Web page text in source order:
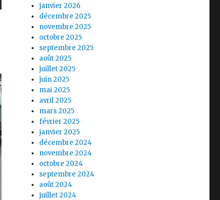
janvier 2026
décembre 2025
novembre 2025
octobre 2025
septembre 2025
août 2025
juillet 2025
juin 2025
mai 2025
avril 2025
mars 2025
février 2025
janvier 2025
décembre 2024
novembre 2024
octobre 2024
septembre 2024
août 2024
juillet 2024